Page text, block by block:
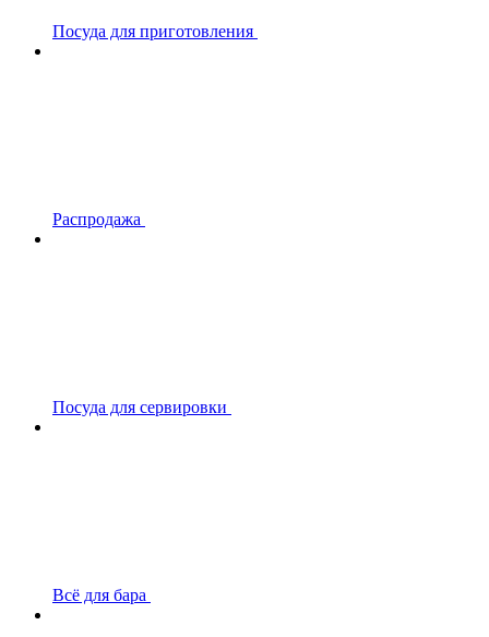
Посуда для приготовления
Распродажа
Посуда для сервировки
Всё для бара